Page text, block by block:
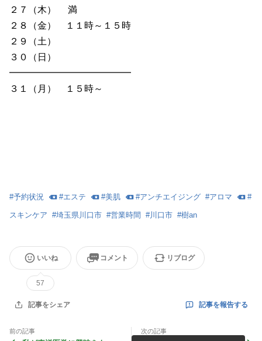
２７（木） 満
２８（金） １１時～１５時
２９（土）
３０（日）
━━━━━━━━━━━━━
３１（月） １５時～
#予約状況 #エステ #美肌 #アンチエイジング #アロマ #
スキンケア #埼玉県川口市 #営業時間 #川口市 #樹an
いいね
57
コメント リブログ
記事をシェア 記事を報告する
前の記事 次の記事